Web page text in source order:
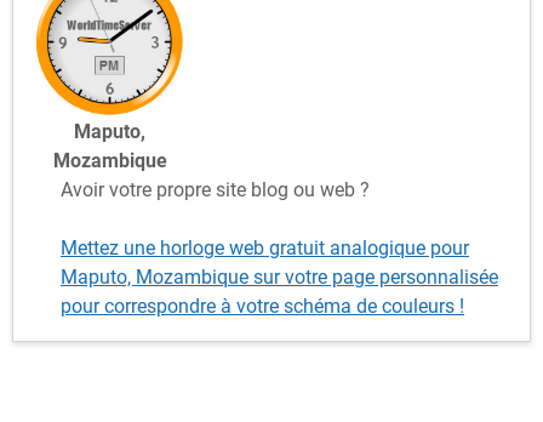
Maputo,
Mozambique
Avoir votre propre site blog ou web ?
Mettez une horloge web gratuit analogique pour
Maputo, Mozambique sur votre page personnalisée
pour correspondre à votre schéma de couleurs !